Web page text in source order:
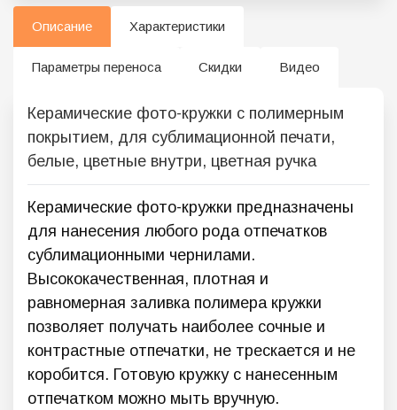
Описание Характеристики
Параметры переноса Скидки Видео
Керамические фото-кружки с полимерным
покрытием, для сублимационной печати,
белые, цветные внутри, цветная ручка
Керамические фото-кружки предназначены
для нанесения любого рода отпечатков
сублимационными чернилами.
Высококачественная, плотная и
равномерная заливка полимера кружки
позволяет получать наиболее сочные и
контрастные отпечатки, не трескается и не
коробится. Готовую кружку с нанесенным
отпечатком можно мыть вручную.